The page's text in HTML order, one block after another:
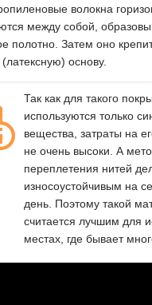
волокна
между собой,
полотно. Затем оно
основу.
Так как для такого
используются только
вещества, затраты на
не очень высоки. А
переплетения нитей
износоустойчивым на
день. Поэтому такой
считается лучшим для
местах, где бывает